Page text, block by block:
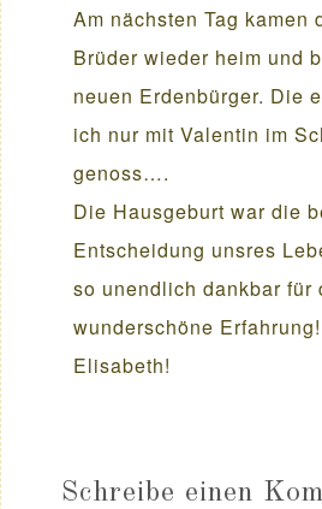
Am nächsten Tag kamen
Brüder wieder heim und
neuen Erdenbürger. Die
ich nur mit Valentin im
genoss….
Die Hausgeburt war die
Entscheidung unsres
so unendlich dankbar für
wunderschöne
Elisabeth!
Schreibe einen